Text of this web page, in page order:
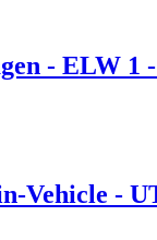
- ELW 1
Vehicle -